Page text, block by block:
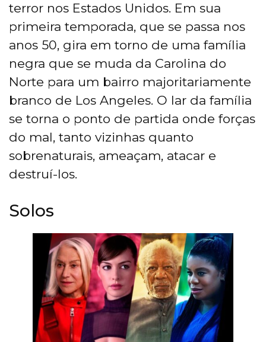
terror nos Estados Unidos. Em sua
primeira temporada, que se passa nos
anos 50, gira em torno de uma família
negra que se muda da Carolina do
Norte para um bairro majoritariamente
branco de Los Angeles. O lar da família
se torna o ponto de partida onde forças
do mal, tanto vizinhas quanto
sobrenaturais, ameaçam, atacar e
destruí-los.
Solos